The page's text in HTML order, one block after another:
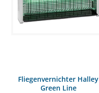
Fliegenvernichter Halley
Green Line